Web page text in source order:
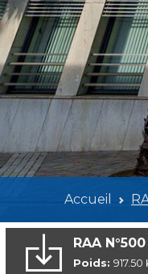
Accueil
RAA
Poids: 917.50